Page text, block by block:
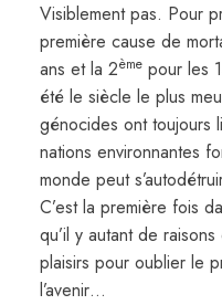
Visiblement pas. Pour
première cause de
ans et la 2ème pour les
été le siècle le plus
génocides ont toujours
nations environnantes
monde peut
C’est la première fois
qu’il y autant de
plaisirs pour oublier le
l’avenir…